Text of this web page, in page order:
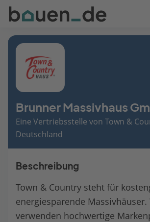
Bauen
Logo
Anmelden
Brunner Massivhaus
Eine Vertriebsstelle von Town &
Deutschland
Beschreibung
Town & Country steht für
energiesparende Massivhäuser.
verwenden hochwertige